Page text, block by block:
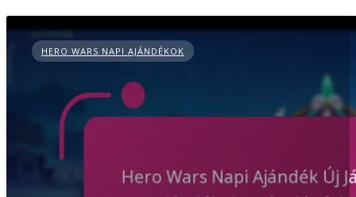
HERO WARS NAPI AJÁNDÉKOK